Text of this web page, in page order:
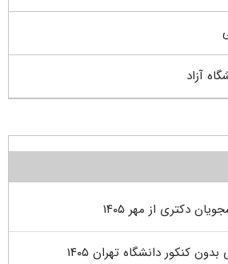
آزاد
دکتری از مهر ۱۴۰۵
کنکور دانشگاه تهران ۱۴۰۵